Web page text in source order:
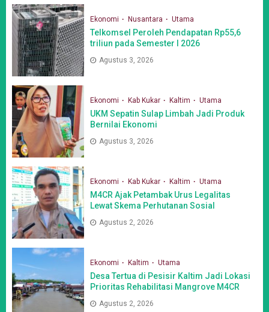
Ekonomi Nusantara Utama
Telkomsel Peroleh Pendapatan Rp55,6
triliun pada Semester I 2026
Agustus 3, 2026
Ekonomi Kab Kukar Kaltim Utama
UKM Sepatin Sulap Limbah Jadi Produk
Bernilai Ekonomi
Agustus 3, 2026
Ekonomi Kab Kukar Kaltim Utama
M4CR Ajak Petambak Urus Legalitas
Lewat Skema Perhutanan Sosial
Agustus 2, 2026
Ekonomi Kaltim Utama
Desa Tertua di Pesisir Kaltim Jadi Lokasi
Prioritas Rehabilitasi Mangrove M4CR
Agustus 2, 2026